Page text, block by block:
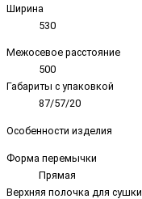
Ширина
530
Межосевое расстояние
500
Габариты с упаковкой
87/57/20
Особенности изделия
Форма перемычки
Прямая
Верхняя полочка для сушки